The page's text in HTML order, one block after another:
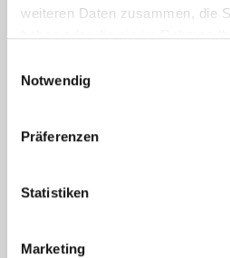
weiteren Daten zusammen, die
haben oder die sie im Rahmen
Notwendig
Präferenzen
Statistiken
Marketing